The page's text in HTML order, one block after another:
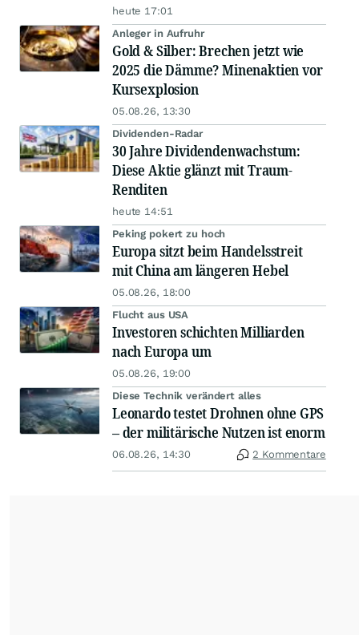
heute 17:01
Anleger in Aufruhr
Gold & Silber: Brechen jetzt wie
2025 die Dämme? Minenaktien vor
Kursexplosion
05.08.26, 13:30
Dividenden-Radar
30 Jahre Dividendenwachstum:
Diese Aktie glänzt mit Traum-
Renditen
heute 14:51
Peking pokert zu hoch
Europa sitzt beim Handelsstreit
mit China am längeren Hebel
05.08.26, 18:00
Flucht aus USA
Investoren schichten Milliarden
nach Europa um
05.08.26, 19:00
Diese Technik verändert alles
Leonardo testet Drohnen ohne GPS
– der militärische Nutzen ist enorm
06.08.26, 14:30 2 Kommentare